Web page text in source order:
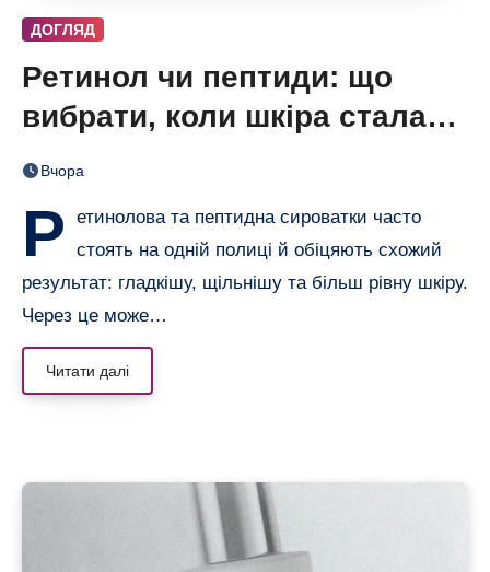
ДОГЛЯД
Ретинол чи пептиди: що
вибрати, коли шкіра стала
нерівною і чутливою
Вчора
Р
етинолова та пептидна сироватки часто
стоять на одній полиці й обіцяють схожий
результат: гладкішу, щільнішу та більш рівну шкіру.
Через це може…
Читати далі